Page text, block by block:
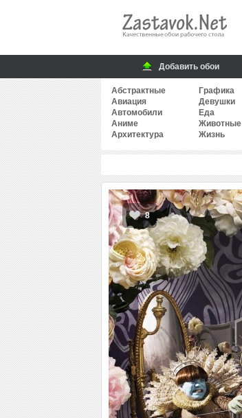
Добавить обои
Абстрактные
Авиация
Автомобили
Аниме
Архитектура
Графика
Девушки
Еда
Животные
Жизнь
8